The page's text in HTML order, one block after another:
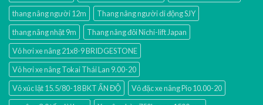
thang nâng người 12m
Thang nâng người di động SJY
thang nâng nhật 9m
Thang nâng đôi Nichi-lift Japan
Vỏ hơi xe nâng 21x8-9 BRIDGESTONE
Vỏ hơi xe nâng Tokai Thái Lan 9.00-20
Vỏ xúc lật 15.5/80-18 BKT ẤN ĐỘ
Vỏ đặc xe nâng Pio 10.00-20